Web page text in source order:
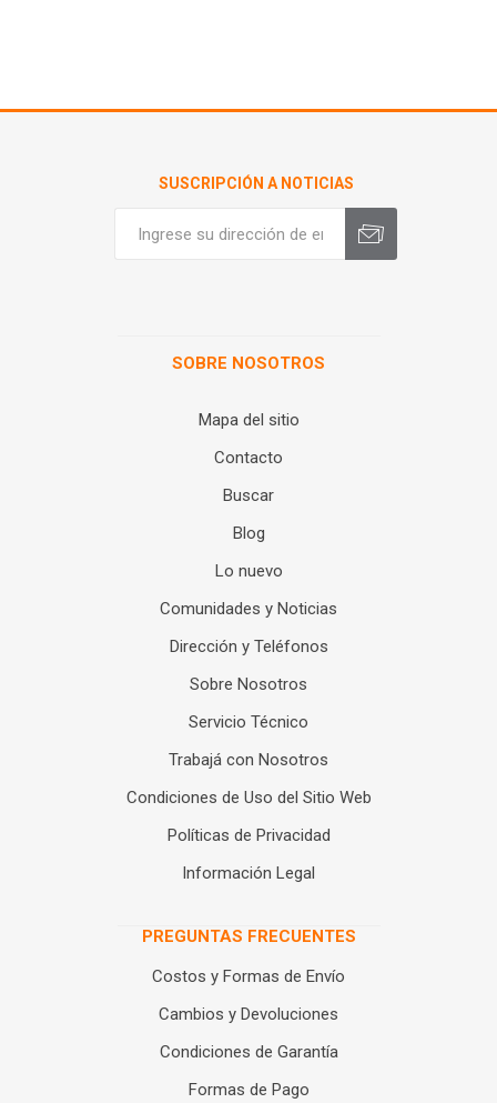
SUSCRIPCIÓN A NOTICIAS
SOBRE NOSOTROS
Mapa del sitio
Contacto
Buscar
Blog
Lo nuevo
Comunidades y Noticias
Dirección y Teléfonos
Sobre Nosotros
Servicio Técnico
Trabajá con Nosotros
Condiciones de Uso del Sitio Web
Políticas de Privacidad
Información Legal
PREGUNTAS FRECUENTES
Costos y Formas de Envío
Cambios y Devoluciones
Condiciones de Garantía
Formas de Pago